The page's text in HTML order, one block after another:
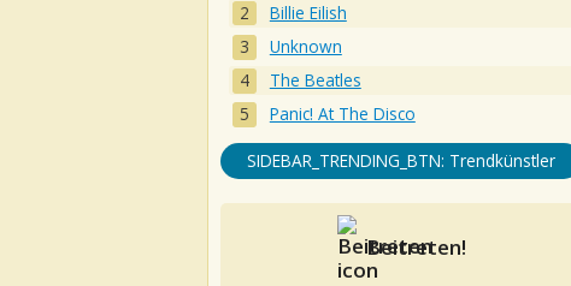
Billie Eilish
Unknown
The Beatles
Panic! At The Disco
SIDEBAR_TRENDING_BTN: Trendkünstler
Beitreten!